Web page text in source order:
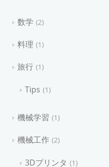
数学 2
料理 1
旅行 1
Tips 1
機械学習 1
機械工作 2
3Dプリンタ 1